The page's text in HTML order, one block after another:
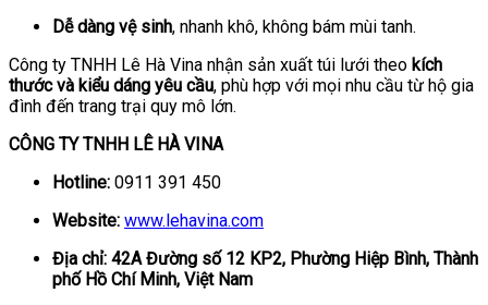
Dễ dàng vệ sinh, nhanh khô, không bám mùi tanh.
Công ty TNHH Lê Hà Vina nhận sản xuất túi lưới theo kích
thước và kiểu dáng yêu cầu, phù hợp với mọi nhu cầu từ hộ gia
đình đến trang trại quy mô lớn.
CÔNG TY TNHH LÊ HÀ VINA
Hotline: 0911 391 450
Website: www.lehavina.com
Địa chỉ: 42A Đường số 12 KP2, Phường Hiệp Bình, Thành
phố Hồ Chí Minh, Việt Nam